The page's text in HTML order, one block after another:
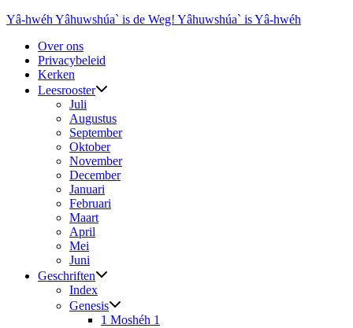
Ga
inhoud
Yâ-hwéh Yâhuwshúa` is de Weg! Yâhuwshúa` is Yâ-hwéh
Over ons
Privacybeleid
Kerken
Leesrooster
Juli
Augustus
September
Oktober
November
December
Januari
Februari
Maart
April
Mei
Juni
Geschriften
Index
Genesis
1 Moshéh 1